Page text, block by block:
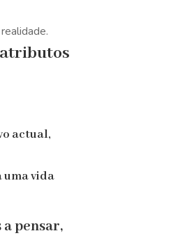
actual,
uma vida
pensar,